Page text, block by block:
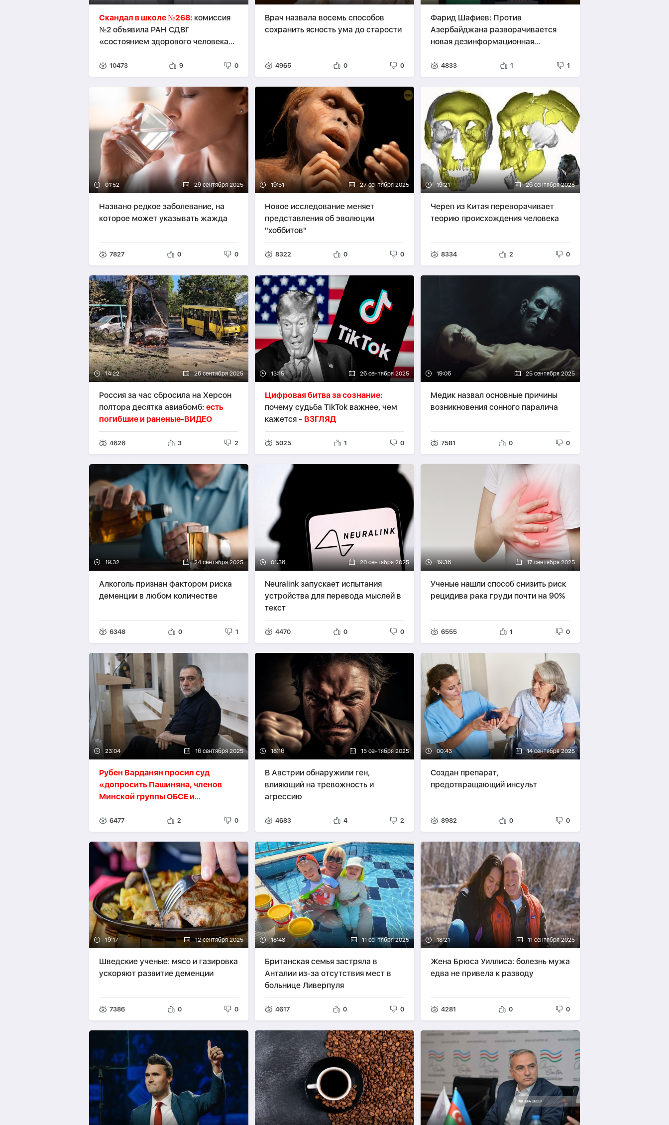
Скандал в школе №268:комиссия
№2 объявила РАН СДВГ
«состоянием здорового человека»
-ПРОБЛЕМА
10473 9 0
Врач назвала восемь способов
сохранить ясность ума до старости
4965 0 0
Фарид Шафиев: Против
Азербайджана разворачивается
новая дезинформационная
кампания
4833 1 1
01:52 29 сентября 2025
Названо редкое заболевание, на
которое может указывать жажда
7827 0 0
19:51 27 сентября 2025
Новое исследование меняет
представления об эволюции
"хоббитов"
8322 0 0
19:21 26 сентября 2025
Череп из Китая переворачивает
теорию происхождения человека
8334 2 0
14:22 26 сентября 2025
Россия за час сбросила на Херсон
полтора десятка авиабомб: есть
погибшие и раненые-ВИДЕО
4626 3 2
13:15 26 сентября 2025
Цифровая битва за сознание:
почему судьба TikTok важнее, чем
кажется - ВЗГЛЯД
5025 1 0
19:06 25 сентября 2025
Медик назвал основные причины
возникновения сонного паралича
7581 0 0
19:32 24 сентября 2025
Алкоголь признан фактором риска
деменции в любом количестве
6348 0 1
01:36 20 сентября 2025
Neuralink запускает испытания
устройства для перевода мыслей в
текст
4470 0 0
19:36 17 сентября 2025
Ученые нашли способ снизить риск
рецидива рака груди почти на 90%
6555 1 0
23:04 16 сентября 2025
Рубен Варданян просил суд
«допросить Пашиняна, членов
Минской группы ОБСЕ и
представителей МККК»
6477 2 0
18:16 15 сентября 2025
В Австрии обнаружили ген,
влияющий на тревожность и
агрессию
4683 4 2
00:43 14 сентября 2025
Создан препарат,
предотвращающий инсульт
8982 0 0
19:17 12 сентября 2025
Шведские ученые: мясо и газировка
ускоряют развитие деменции
7386 0 0
18:48 11 сентября 2025
Британская семья застряла в
Анталии из-за отсутствия мест в
больнице Ливерпуля
4617 0 0
18:21 11 сентября 2025
Жена Брюса Уиллиса: болезнь мужа
едва не привела к разводу
4281 0 0